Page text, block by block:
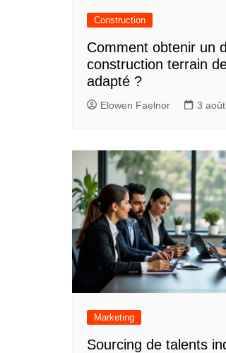
Construction
Comment obtenir un
construction terrain
adapté ?
Elowen Faelnor 3
Marketing
Sourcing de talents